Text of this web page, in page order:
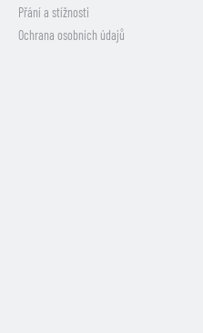
Přání a stížnosti
Ochrana osobních údajů